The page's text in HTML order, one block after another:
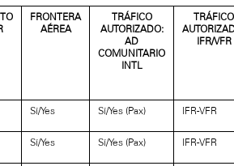
FRONTERA
AÉREA
TRÁFICO
AUTORIZADO:
AD
COMUNITARIO
INTL
TRÁFICO
IFR/VFR
Sí/Yes Sí/Yes (Pax) IFR-VFR
Sí/Yes Sí/Yes (Pax) IFR-VFR